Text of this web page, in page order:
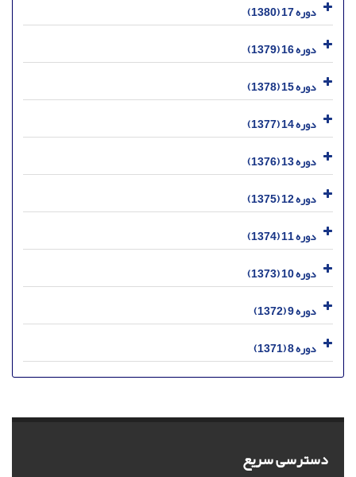
دوره 17 (1380)
دوره 16 (1379)
دوره 15 (1378)
دوره 14 (1377)
دوره 13 (1376)
دوره 12 (1375)
دوره 11 (1374)
دوره 10 (1373)
دوره 9 (1372)
دوره 8 (1371)
دسترسی سریع